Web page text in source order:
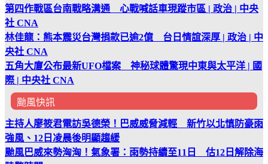
第四作戰區台南戰略溝通 心戰喊話車現蹤市區 | 政治 | 中央
社 CNA
林佳龍：熊本震災台灣捐款已逾2億 台日情誼深厚 | 政治 | 中
央社 CNA
五角大廈公布最新UFO檔案 神秘球體驚現中東與太平洋 | 國
際 | 中央社 CNA
颱風快訊
主持人廖筱君電訪吳德榮！巴威威脅減輕 新竹以北慎防豪雨
強風、12日凌晨後明顯趨緩
颱風巴威來勢洶洶！氣象署：雨勢持續至11日 估12日解除海